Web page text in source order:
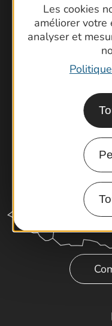
Les cookies
améliorer votre
analyser et